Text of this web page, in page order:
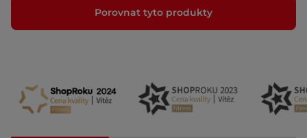
Porovnat tyto produkty